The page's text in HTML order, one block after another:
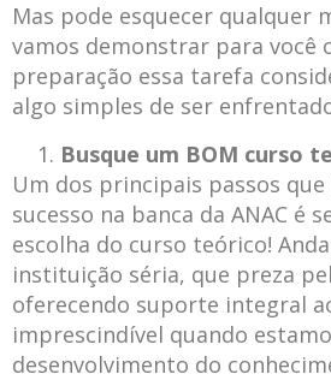
Mas pode esquecer qualquer
vamos demonstrar para você
preparação essa tarefa
algo simples de ser
Busque um BOM curso
Um dos principais passos
sucesso na banca da ANAC é
escolha do curso teórico!
instituição séria, que preza
oferecendo suporte integral
imprescindível quando
desenvolvimento do